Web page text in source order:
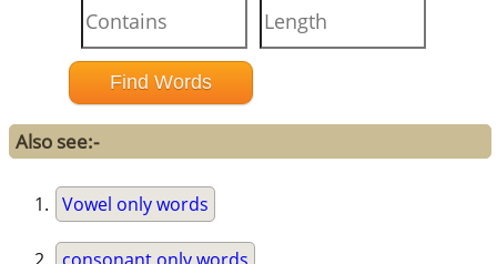
Also see:-
Vowel only words